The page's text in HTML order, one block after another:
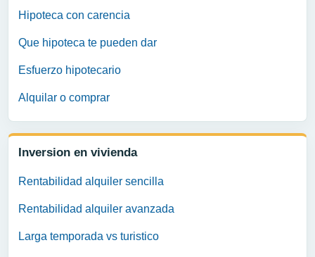
Hipoteca con carencia
Que hipoteca te pueden dar
Esfuerzo hipotecario
Alquilar o comprar
Inversion en vivienda
Rentabilidad alquiler sencilla
Rentabilidad alquiler avanzada
Larga temporada vs turistico